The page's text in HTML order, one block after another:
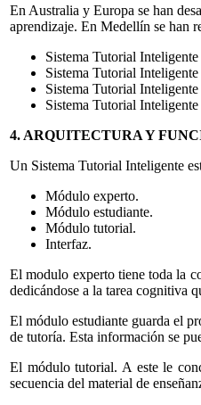
En Australia y Europa se han
aprendizaje. En Medellín se han
Sistema Tutorial
Sistema Tutorial
Sistema Tutorial
Sistema Tutorial
4. ARQUITECTURA Y
Un Sistema Tutorial Inteligente
Módulo experto.
Módulo estudiante.
Módulo tutorial.
Interfaz.
El modulo experto tiene toda la
dedicándose a la tarea cognitiva
El módulo estudiante guarda el
de tutoría. Esta información se
El módulo tutorial. A este le
secuencia del material de